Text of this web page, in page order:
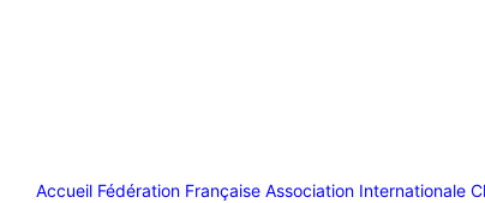
Accueil Fédération Française Association Internationale